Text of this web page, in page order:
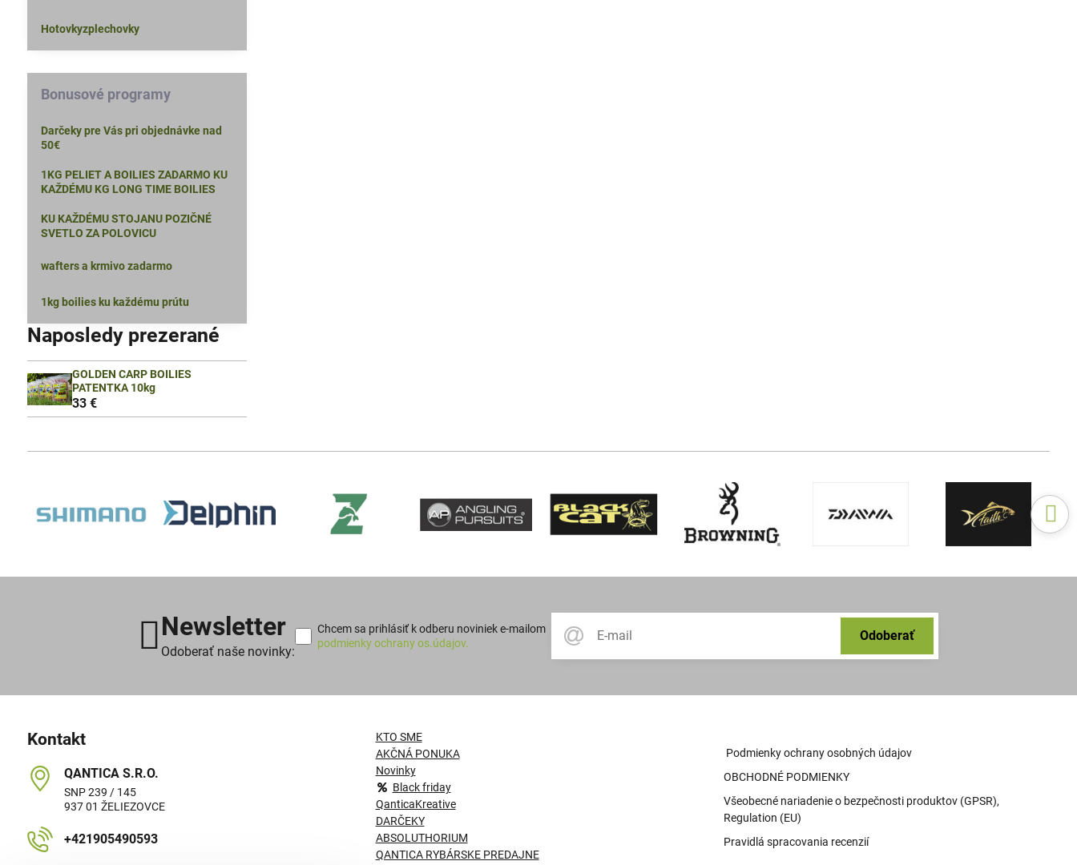
Hotovkyzplechovky
Bonusové programy
Darčeky pre Vás pri objednávke nad
50€
1KG PELIET A BOILIES ZADARMO KU
KAŽDÉMU KG LONG TIME BOILIES
KU KAŽDÉMU STOJANU POZIČNÉ
SVETLO ZA POLOVICU
wafters a krmivo zadarmo
1kg boilies ku každému prútu
Naposledy prezerané
GOLDEN CARP BOILIES
PATENTKA 10kg
33 €
Newsletter
Odoberať naše novinky:
Odoberať
Chcem sa prihlásiť k odberu noviniek e-mailom
podmienky ochrany os.údajov.
Kontakt
QANTICA S​.R​.O​.
SNP 239 / 145
937 01 ŽELIEZOVCE
+421905490593
KTO SME
AKČNÁ PONUKA
Novinky
Black friday
QanticaKreative
DARČEKY
ABSOLUTHORIUM
QANTICA RYBÁRSKE PREDAJNE
Podmienky ochrany osobných údajov
OBCHODNÉ PODMIENKY
Všeobecné nariadenie o bezpečnosti produktov (GPSR),
Regulation (EU)
Pravidlá spracovania recenzií